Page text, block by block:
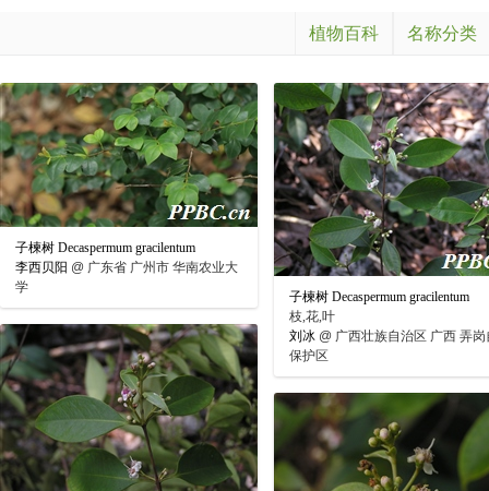
植物百科 名称分类
子楝树 Decaspermum gracilentum
李西贝阳 @ 广东省 广州市 华南农业大
学
子楝树 Decaspermum gracilentum
枝,花,叶
刘冰 @ 广西壮族自治区 广西 弄岗
保护区